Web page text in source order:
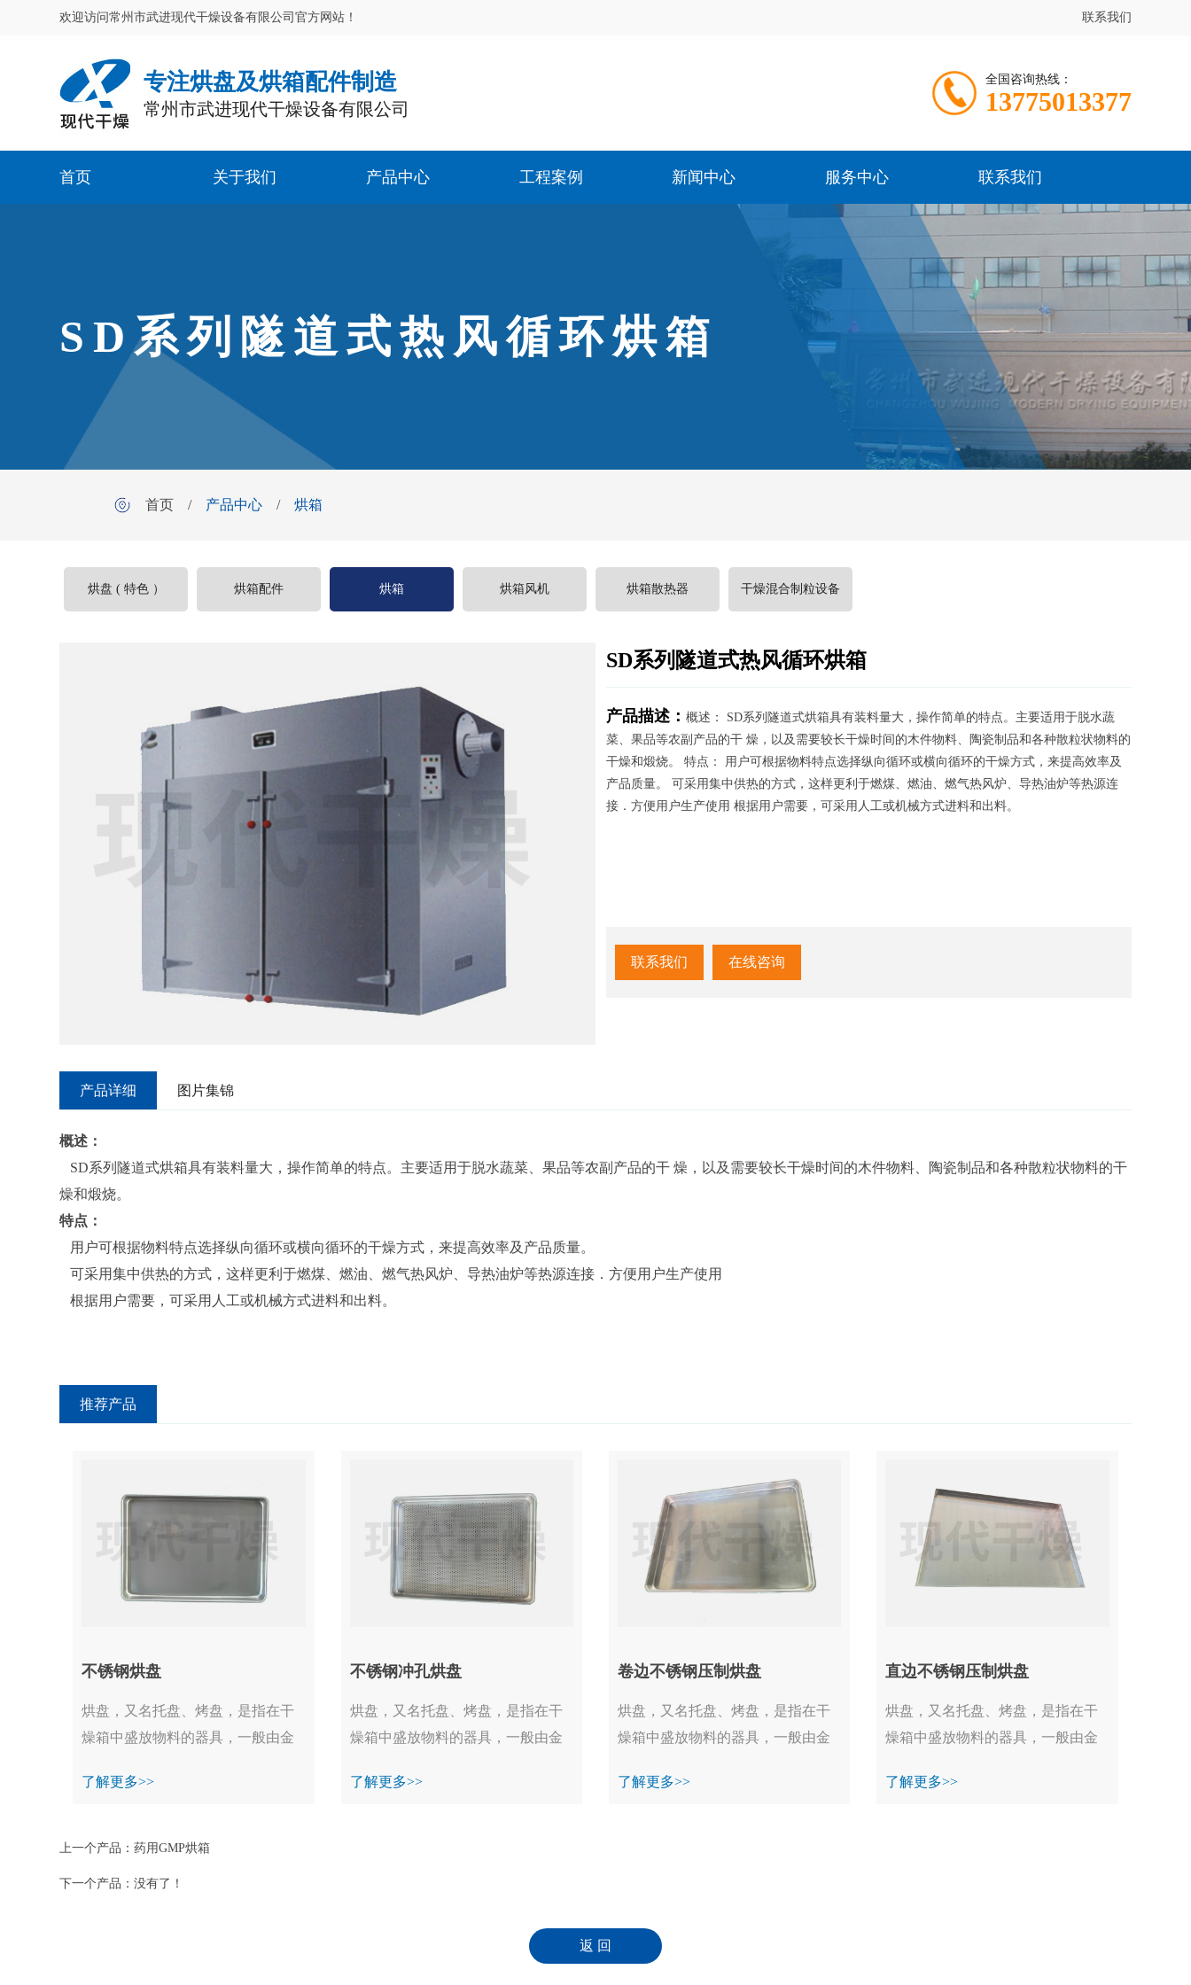
欢迎访问常州市武进现代干燥设备有限公司官方网站！ 联系我们
专注烘盘及烘箱配件制造
常州市武进现代干燥设备有限公司
全国咨询热线：
13775013377
首页 关于我们 产品中心 工程案例 新闻中心 服务中心 联系我们
SD系列隧道式热风循环烘箱
首页/ 产品中心/ 烘箱
烘盘 ( 特色 ） 烘箱配件 烘箱 烘箱风机 烘箱散热器 干燥混合制粒设备
SD系列隧道式热风循环烘箱
产品描述：概述： SD系列隧道式烘箱具有装料量大，操作简单的特点。主要适用于脱水蔬
菜、果品等农副产品的干 燥，以及需要较长干燥时间的木件物料、陶瓷制品和各种散粒状物料的
干燥和煅烧。 特点： 用户可根据物料特点选择纵向循环或横向循环的干燥方式，来提高效率及
产品质量。 可采用集中供热的方式，这样更利于燃煤、燃油、燃气热风炉、导热油炉等热源连
接．方便用户生产使用 根据用户需要，可采用人工或机械方式进料和出料。
联系我们 在线咨询
产品详细 图片集锦
概述：
SD系列隧道式烘箱具有装料量大，操作简单的特点。主要适用于脱水蔬菜、果品等农副产品的干 燥，以及需要较长干燥时间的木件物料、陶瓷制品和各种散粒状物料的干
燥和煅烧。
特点：
用户可根据物料特点选择纵向循环或横向循环的干燥方式，来提高效率及产品质量。
可采用集中供热的方式，这样更利于燃煤、燃油、燃气热风炉、导热油炉等热源连接．方便用户生产使用
根据用户需要，可采用人工或机械方式进料和出料。
推荐产品
不锈钢烘盘
烘盘，又名托盘、烤盘，是指在干
燥箱中盛放物料的器具，一般由金
单独使用，均装备在烘干箱、真空
了解更多>>
不锈钢冲孔烘盘
烘盘，又名托盘、烤盘，是指在干
燥箱中盛放物料的器具，一般由金
单独使用，均装备在烘干箱、真空
了解更多>>
卷边不锈钢压制烘盘
烘盘，又名托盘、烤盘，是指在干
燥箱中盛放物料的器具，一般由金
单独使用，均装备在烘干箱、真空
了解更多>>
直边不锈钢压制烘盘
烘盘，又名托盘、烤盘，是指在干
燥箱中盛放物料的器具，一般由金
单独使用烘盘，又名托盘、烤盘，
了解更多>>
上一个产品：药用GMP烘箱
下一个产品：没有了！